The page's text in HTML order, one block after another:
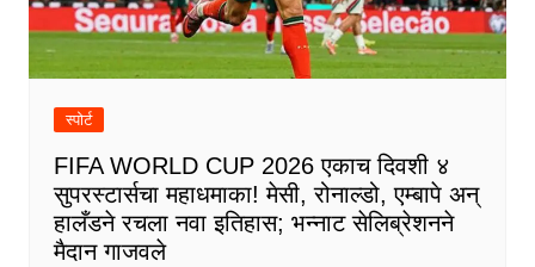
स्पोर्ट
FIFA WORLD CUP 2026 एकाच दिवशी ४
सुपरस्टार्सचा महाधमाका! मेसी, रोनाल्डो, एम्बापे अन्
हालँडने रचला नवा इतिहास; भन्नाट सेलिब्रेशनने
मैदान गाजवले